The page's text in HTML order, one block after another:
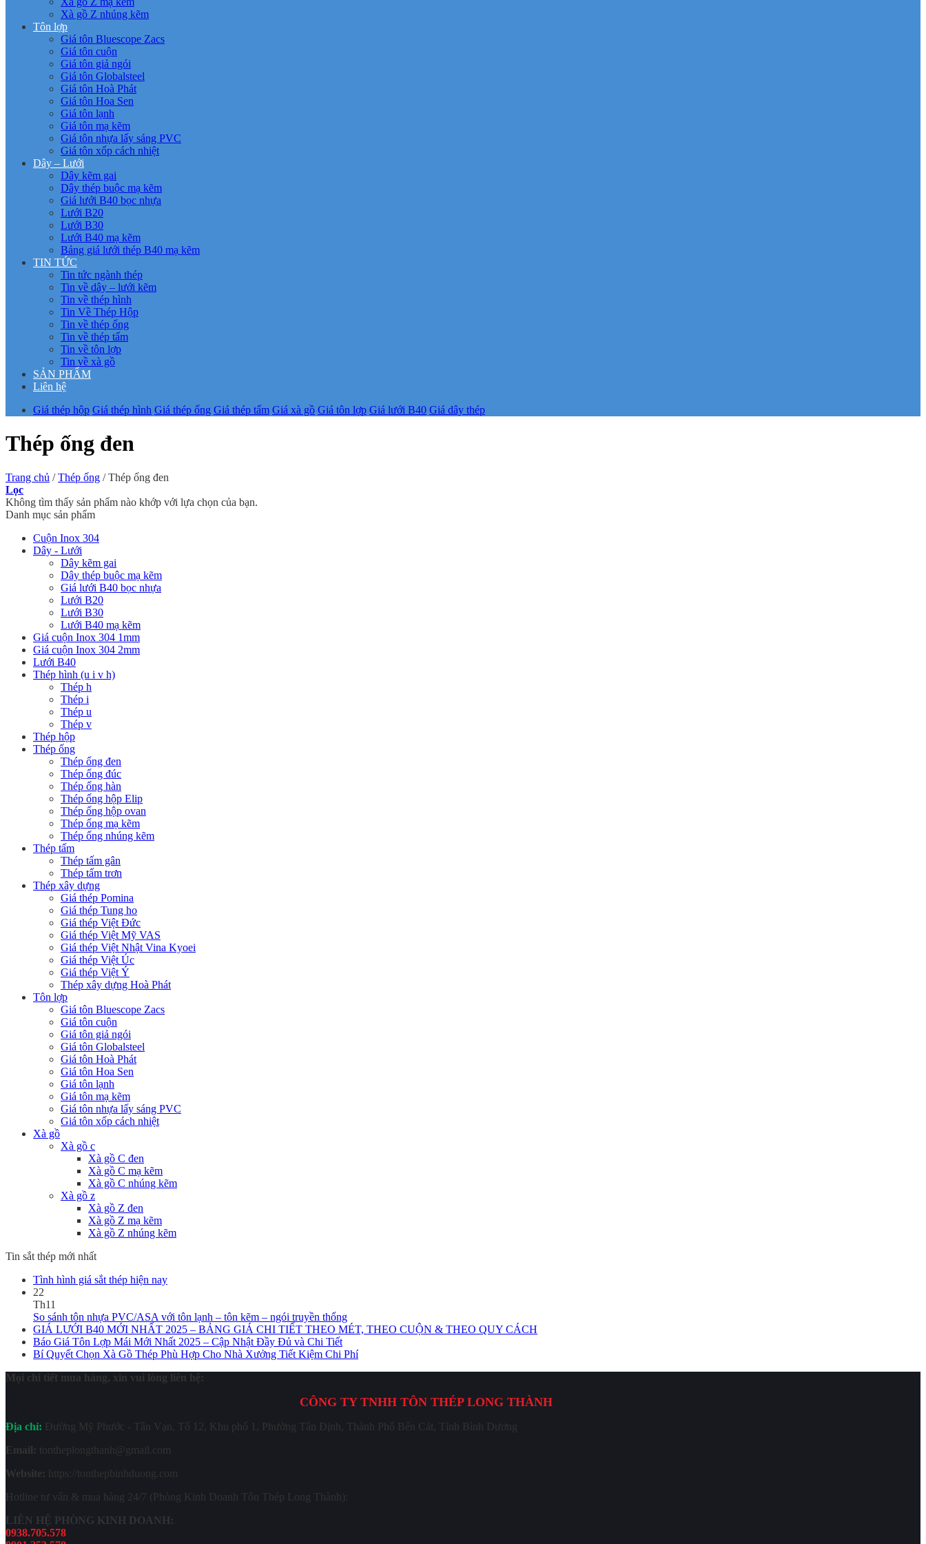
Xà gồ Z nhúng kẽm
Tôn lợp
Giá tôn Bluescope Zacs
Giá tôn cuộn
Giá tôn giả ngói
Giá tôn Globalsteel
Giá tôn Hoà Phát
Giá tôn Hoa Sen
Giá tôn lạnh
Giá tôn mạ kẽm
Giá tôn nhựa lấy sáng PVC
Giá tôn xốp cách nhiệt
Dây – Lưới
Dây kẽm gai
Dây thép buộc mạ kẽm
Giá lưới B40 bọc nhựa
Lưới B20
Lưới B30
Lưới B40 mạ kẽm
Bảng giá lưới thép B40 mạ kẽm
TIN TỨC
Tin tức ngành thép
Tin về dây – lưới kẽm
Tin về thép hình
Tin Về Thép Hộp
Tin về thép ống
Tin về thép tấm
Tin về tôn lợp
Tin về xà gồ
SẢN PHẨM
Liên hệ
Giá thép hộp Giá thép hình Giá thép ống Giá thép tấm Giá xà gồ Giá tôn lợp Giá lưới B40 Giá dây thép
Thép ống đen
Trang chủ / Thép ống /Thép ống đen
Lọc
Không tìm thấy sản phẩm nào khớp với lựa chọn của bạn.
Danh mục sản phẩm
Cuộn Inox 304
Dây - Lưới
Dây kẽm gai
Dây thép buộc mạ kẽm
Giá lưới B40 bọc nhựa
Lưới B20
Lưới B30
Lưới B40 mạ kẽm
Giá cuộn Inox 304 1mm
Giá cuộn Inox 304 2mm
Lưới B40
Thép hình (u i v h)
Thép h
Thép i
Thép u
Thép v
Thép hộp
Thép ống
Thép ống đen
Thép ống đúc
Thép ống hàn
Thép ống hộp Elip
Thép ống hộp ovan
Thép ống mạ kẽm
Thép ống nhúng kẽm
Thép tấm
Thép tấm gân
Thép tấm trơn
Thép xây dựng
Giá thép Pomina
Giá thép Tung ho
Giá thép Việt Đức
Giá thép Việt Mỹ VAS
Giá thép Việt Nhật Vina Kyoei
Giá thép Việt Úc
Giá thép Việt Ý
Thép xây dựng Hoà Phát
Tôn lợp
Giá tôn Bluescope Zacs
Giá tôn cuộn
Giá tôn giả ngói
Giá tôn Globalsteel
Giá tôn Hoà Phát
Giá tôn Hoa Sen
Giá tôn lạnh
Giá tôn mạ kẽm
Giá tôn nhựa lấy sáng PVC
Giá tôn xốp cách nhiệt
Xà gồ
Xà gồ c
Xà gồ C đen
Xà gồ C mạ kẽm
Xà gồ C nhúng kẽm
Xà gồ z
Xà gồ Z đen
Xà gồ Z mạ kẽm
Xà gồ Z nhúng kẽm
Tin sắt thép mới nhất
Tình hình giá sắt thép hiện nay
22
Th11
So sánh tôn nhựa PVC/ASA với tôn lạnh – tôn kẽm – ngói truyền thống
GIÁ LƯỚI B40 MỚI NHẤT 2025 – BẢNG GIÁ CHI TIẾT THEO MÉT, THEO CUỘN & THEO QUY CÁCH
Báo Giá Tôn Lợp Mái Mới Nhất 2025 – Cập Nhật Đầy Đủ và Chi Tiết
Bí Quyết Chọn Xà Gồ Thép Phù Hợp Cho Nhà Xưởng Tiết Kiệm Chi Phí
Mọi chi tiết mua hàng, xin vui lòng liên hệ:
CÔNG TY TNHH TÔN THÉP LONG THÀNH
Địa chỉ: Đường Mỹ Phước - Tân Vạn, Tổ 12, Khu phố 1, Phường Tân Định, Thành Phố Bến Cát, Tỉnh Bình Dương
Email: tontheplongthanh@gmail.com
Website: https://tonthepbinhduong.com
Hotline tư vấn & mua hàng 24/7 (Phòng Kinh Doanh Tôn Thép Long Thành):
LIÊN HỆ PHÒNG KINH DOANH:
0938.705.578